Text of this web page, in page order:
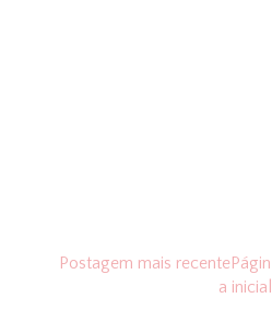
Postagem mais recentePágin
a inicial